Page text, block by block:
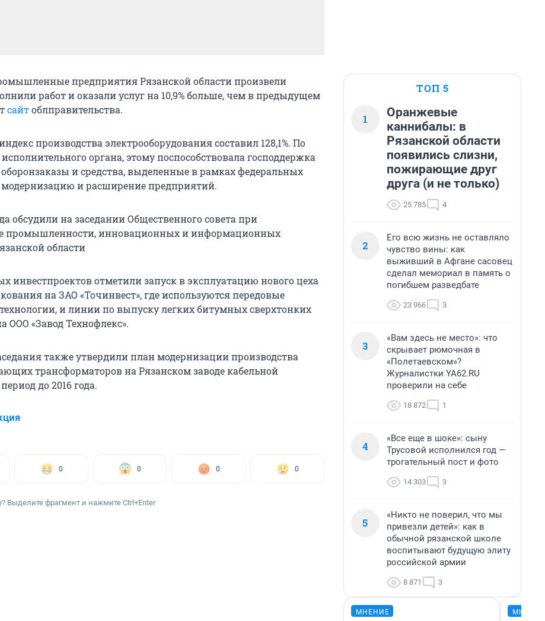
предприятия Рязанской области произвели
работ и оказали услуг на 10,9% больше, чем в предыдущем
сайтоблправительства.
производства электрооборудования составил 128,1%. По
органа, этому поспособствовала господдержка
и средства, выделенные в рамках федеральных
и расширение предприятий.
обсудили на заседании Общественного совета при
промышленности, инновационных и информационных
области
инвестпроектов отметили запуск в эксплуатацию нового цеха
на ЗАО «Точинвест», где используются передовые
и линии по выпуску легких битумных сверхтонких
ООО «Завод Технофлекс».
также утвердили план модернизации производства
трансформаторов на Рязанском заводе кабельной
до 2016 года.
0 0 0 0
Выделите фрагмент и нажмите Ctrl+Enter
ТОП 5
1
Оранжевые
каннибалы: в
Рязанской области
появились слизни,
пожирающие друг
друга (и не только)
25 785 4
2
Его всю жизнь не оставляло
чувство вины: как
выживший в Афгане сасовец
сделал мемориал в память о
погибшем разведбате
23 966 3
3
«Вам здесь не место»: что
скрывает рюмочная в
«Полетаевском»?
Журналистки YA62.RU
проверили на себе
18 872 1
4
«Все еще в шоке»: сыну
Трусовой исполнился год —
трогательный пост и фото
14 303 3
5
«Никто не поверил, что мы
привезли детей»: как в
обычной рязанской школе
воспитывают будущую элиту
российской армии
8 871 3
МНЕНИЕ